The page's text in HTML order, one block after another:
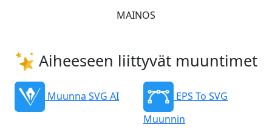
MAINOS
Aiheeseen liittyvät muuntimet
Muunna SVG AI
EPS To SVG
Muunnin